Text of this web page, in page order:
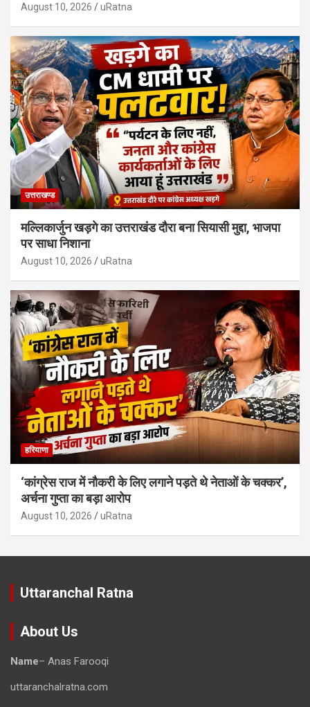
August 10, 2026 uRatna
उत्तराखण्ड
मल्लिकार्जुन खड़गे का उत्तराखंड दौरा बना सियासी मुद्दा, भाजपा
पर साधा निशाना
August 10, 2026 uRatna
हरियाणा
‘कांग्रेस राज में नौकरी के लिए लगाने पड़ते थे नेताओं के चक्कर’,
अर्चना गुप्ता का बड़ा आरोप
August 10, 2026 uRatna
Uttaranchal Ratna
About Us
Name– Anas Farooqi
uttaranchalratna.com